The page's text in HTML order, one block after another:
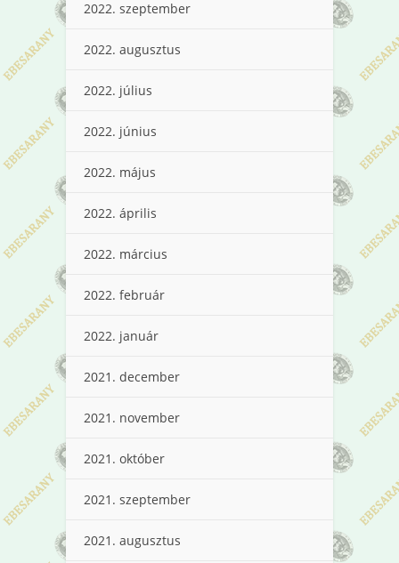
2022. szeptember
2022. augusztus
2022. július
2022. június
2022. május
2022. április
2022. március
2022. február
2022. január
2021. december
2021. november
2021. október
2021. szeptember
2021. augusztus